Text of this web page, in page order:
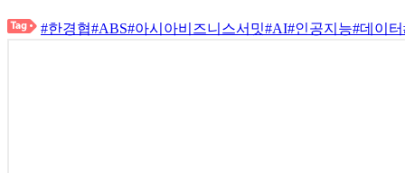
#한경협#ABS#아시아비즈니스서밋#AI#인공지능#데이터